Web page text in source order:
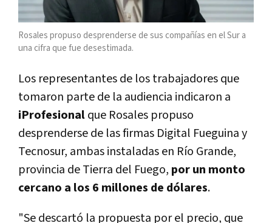
Rosales propuso desprenderse de sus compañías en el Sur a
una cifra que fue desestimada.
Los representantes de los trabajadores que
tomaron parte de la audiencia indicaron a
iProfesionalque Rosales propuso
desprenderse de las firmas Digital Fueguina y
Tecnosur, ambas instaladas en Río Grande,
provincia de Tierra del Fuego, por un monto
cercano a los 6 millones de dólares.
"Se descartó la propuesta por el precio, que